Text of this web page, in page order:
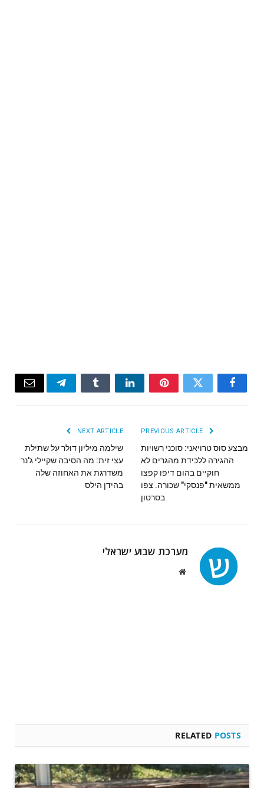
Facebook
Twitter
Pinterest
LinkedIn
Tumblr
Telegram
Email
מבצע סוס טרויאני: סוכני רשויות
ההגירה ללכידת מהגרים לא
חוקיים בהום דיפו קפצו
ממשאית "פנסקי" שכורה. צפו
בסרטון
NEXT ARTICLE
שילמה מיליון דולר על שתילת
עצי זית: מה הסיבה שקיילי ג'נר
משדרגת את האחוזה שלה
בהידן הילס
מערכת שבוע ישראלי
Website
RELATED POSTS